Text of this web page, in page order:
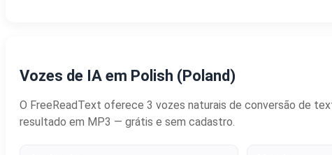
Vozes de IA em Polish (Poland)
O FreeReadText oferece 3 vozes naturais de conversão de
resultado em MP3 — grátis e sem cadastro.